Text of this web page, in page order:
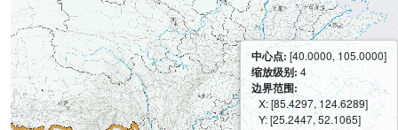
中心点: [40.0000, 105.0000]
缩放级别: 4
边界范围:
X: [85.4297, 124.6289]
Y: [25.2447, 52.1065]